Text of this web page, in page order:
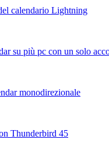
calendario Lightning
su più pc con un solo
monodirezionale
Thunderbird 45